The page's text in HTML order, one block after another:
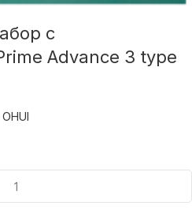
с
Advance 3 type
OHUI